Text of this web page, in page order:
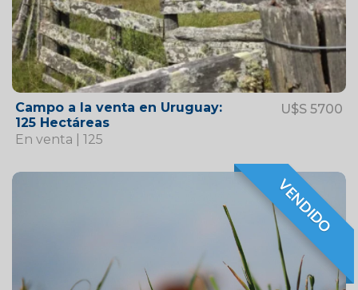
Campo a la venta en Uruguay:
125 Hectáreas
U$S 5700
En venta | 125
VENDIDO
VENDIDO